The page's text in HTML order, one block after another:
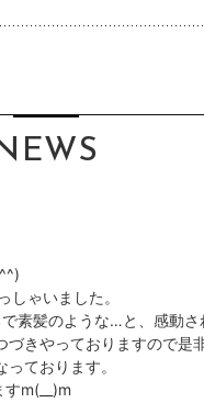
ゃいました。
素髪のような…と、感動さ
きやっておりますので是
ております。
m(__)m